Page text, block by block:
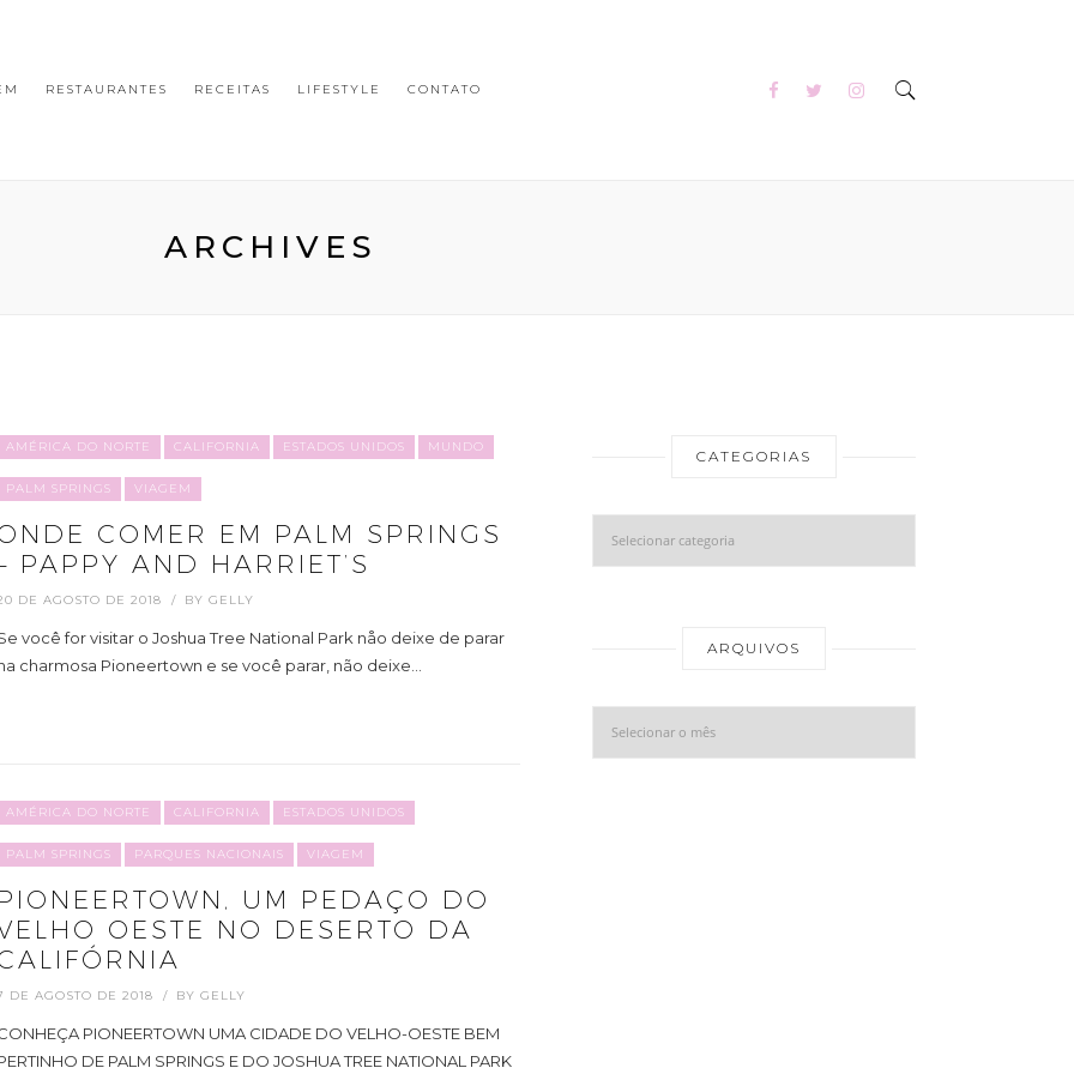
RESTAURANTES RECEITAS LIFESTYLE CONTATO
ARCHIVES
AMÉRICA DO NORTE CALIFORNIA ESTADOS UNIDOS MUNDO
PALM SPRINGS VIAGEM
COMER EM PALM SPRINGS
PAPPY AND HARRIET’S
DE AGOSTO DE 2018 BY GELLY
você for visitar o Joshua Tree National Park nåo deixe de parar
charmosa Pioneertown e se você parar, não deixe…
AMÉRICA DO NORTE CALIFORNIA ESTADOS UNIDOS
PALM SPRINGS PARQUES NACIONAIS VIAGEM
UM PEDAÇO DO
OESTE NO DESERTO DA
DE AGOSTO DE 2018 BY GELLY
PIONEERTOWN UMA CIDADE DO VELHO-OESTE BEM
DE PALM SPRINGS E DO JOSHUA TREE NATIONAL PARK
CATEGORIAS
Categorias
ARQUIVOS